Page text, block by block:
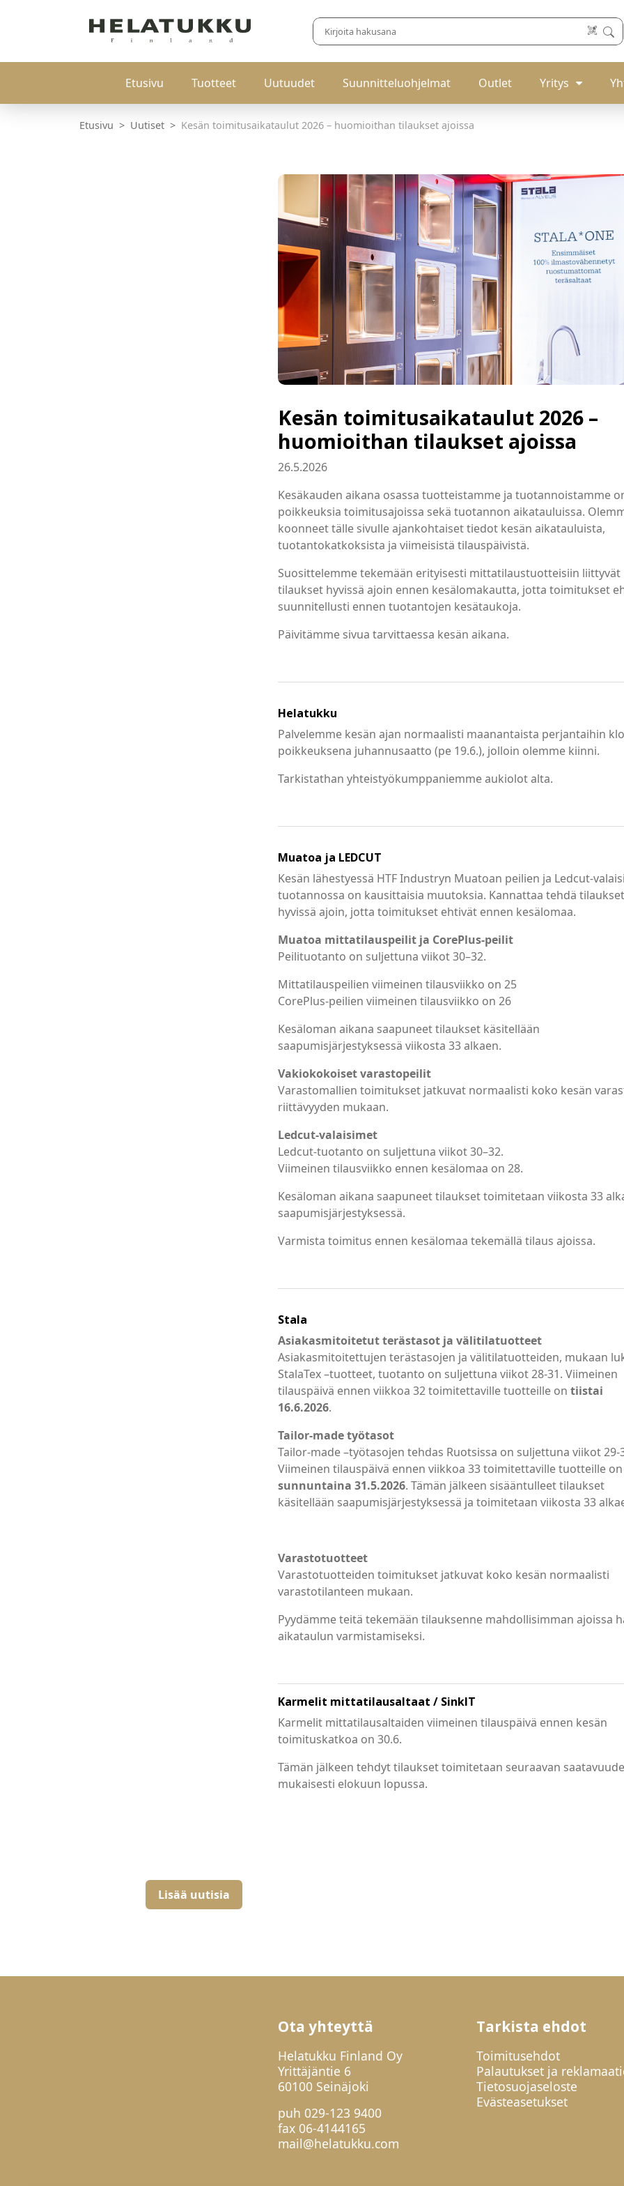
Etusivu Tuotteet Uutuudet Suunnitteluohjelmat Outlet Yritys
Etusivu Uutiset Kesän toimitusaikataulut 2026 – huomioithan tilaukset ajoissa
Kesän toimitusaikataulut 2026 –
huomioithan tilaukset ajoissa
26.5.2026
Kesäkauden aikana osassa tuotteistamme ja tuotannoistamme
poikkeuksia toimitusajoissa sekä tuotannon aikatauluissa.
koonneet tälle sivulle ajankohtaiset tiedot kesän aikatauluista,
tuotantokatkoksista ja viimeisistä tilauspäivistä.
Suosittelemme tekemään erityisesti mittatilaustuotteisiin liittyvät
tilaukset hyvissä ajoin ennen kesälomakautta, jotta toimitukset
suunnitellusti ennen tuotantojen kesätaukoja.
Päivitämme sivua tarvittaessa kesän aikana.
Helatukku
Palvelemme kesän ajan normaalisti maanantaista perjantaihin
poikkeuksena juhannusaatto (pe 19.6.), jolloin olemme kiinni.
Tarkistathan yhteistyökumppaniemme aukiolot alta.
Muatoa ja LEDCUT
Kesän lähestyessä HTF Industryn Muatoan peilien ja Ledcut-
tuotannossa on kausittaisia muutoksia. Kannattaa tehdä tilaukset
hyvissä ajoin, jotta toimitukset ehtivät ennen kesälomaa.
Muatoa mittatilauspeilit ja CorePlus-peilit
Peilituotanto on suljettuna viikot 30–32.
Mittatilauspeilien viimeinen tilausviikko on 25
CorePlus-peilien viimeinen tilausviikko on 26
Kesäloman aikana saapuneet tilaukset käsitellään
saapumisjärjestyksessä viikosta 33 alkaen.
Vakiokokoiset varastopeilit
Varastomallien toimitukset jatkuvat normaalisti koko kesän
riittävyyden mukaan.
Ledcut-valaisimet
Ledcut-tuotanto on suljettuna viikot 30–32.
Viimeinen tilausviikko ennen kesälomaa on 28.
Kesäloman aikana saapuneet tilaukset toimitetaan viikosta 33
saapumisjärjestyksessä.
Varmista toimitus ennen kesälomaa tekemällä tilaus ajoissa.
Stala
Asiakasmitoitetut terästasot ja välitilatuotteet
Asiakasmitoitettujen terästasojen ja välitilatuotteiden, mukaan
StalaTex –tuotteet, tuotanto on suljettuna viikot 28-31. Viimeinen
tilauspäivä ennen viikkoa 32 toimitettaville tuotteille on tiistai
16.6.2026.
Tailor-made työtasot
Tailor-made –työtasojen tehdas Ruotsissa on suljettuna viikot 29-
Viimeinen tilauspäivä ennen viikkoa 33 toimitettaville tuotteille on
sunnuntaina 31.5.2026. Tämän jälkeen sisääntulleet tilaukset
käsitellään saapumisjärjestyksessä ja toimitetaan viikosta 33
Varastotuotteet
Varastotuotteiden toimitukset jatkuvat koko kesän normaalisti
varastotilanteen mukaan.
Pyydämme teitä tekemään tilauksenne mahdollisimman ajoissa
aikataulun varmistamiseksi.
Karmelit mittatilausaltaat / SinkIT
Karmelit mittatilausaltaiden viimeinen tilauspäivä ennen kesän
toimituskatkoa on 30.6.
Tämän jälkeen tehdyt tilaukset toimitetaan seuraavan
mukaisesti elokuun lopussa.
Lisää uutisia
Ota yhteyttä
Helatukku Finland Oy
Yrittäjäntie 6
60100 Seinäjoki
puh 029-123 9400
fax 06-4144165
mail@helatukku.com
Tarkista ehdot
Toimitusehdot
Palautukset ja
Tietosuojaseloste
Evästeasetukset